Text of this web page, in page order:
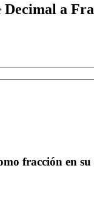
Decimal a
fracción en